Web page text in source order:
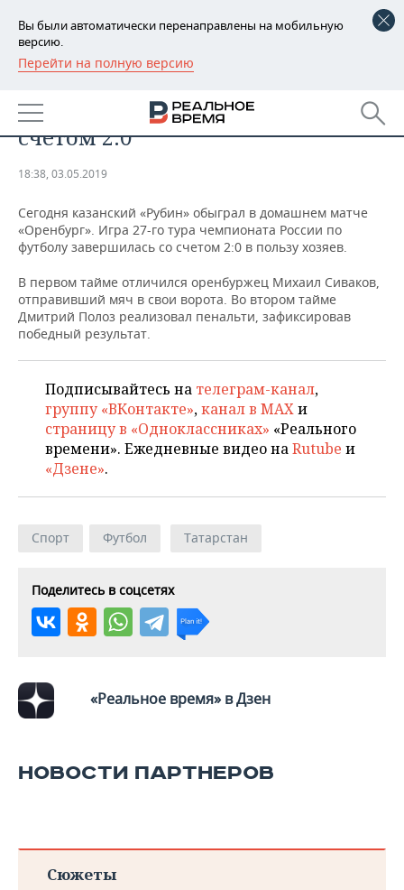
Вы были автоматически перенаправлены на мобильную
версию.
Перейти на полную версию
РЕГИОНЫ
БАШКОРТОСТАН
ТАТАРСТАН
НОВОСТИ
АНАЛИТИКА
ДЕКЛАРАЦИИ О ДОХОДАХ
ВУЗЫ ТАТАРСТАНА
ТАТАРСТАНА
НОВОСТИ ЭКОНОМИКИ
БАНКИ
ИНВЕСТИЦИИ
ПРОМЫШЛЕННОСТЬ
ПРОМЫШЛЕННОСТИ
АГРОПРОМ
НЕФТЕХИМИЯ
НЕФТЬ
ОПК
ЭНЕРГЕТИКА
НОВОСТИ НЕДВИЖИМОСТИ
АВТО
БИЗНЕС
НОВОСТИ БИЗНЕСА
РОЗНИЧНАЯ ТОРГОВЛЯ
ТРАНСПОРТ
ТЕХНОЛОГИИ
НОВОСТИ ТЕХНОЛОГИЙ
МЕРОПРИЯТИЯ
НОВОСТИ МЕРОПРИЯТИЙ
ONLINE-КОНФЕРЕНЦИИ
СПОРТ
ХОККЕЙ
ВОЛЕЙБОЛ
ФИГУРНОЕ КАТАНИЕ
ХОККЕЙ С МЯЧОМ
ВЛАСТЬ
ИСТОРИЯ
МЕДИЦИНА
ПРОИСШЕСТВИЯ
СЮЖЕТЫ
СПИСОК ПЕРСОН
ПОЛНАЯ ВЕРСИЯ
«Рубин» обыграл «Оренбург» со
счетом 2:0
18:38, 03.05.2019
Сегодня казанский «Рубин» обыграл в домашнем матче
«Оренбург». Игра 27-го тура чемпионата России по
футболу завершилась со счетом 2:0 в пользу хозяев.
В первом тайме отличился оренбуржец Михаил Сиваков,
отправивший мяч в свои ворота. Во втором тайме
Дмитрий Полоз реализовал пенальти, зафиксировав
победный результат.
Подписывайтесь на телеграм-канал,
группу «ВКонтакте»,канал в MAXи
страницу в «Одноклассниках» «Реального
времени». Ежедневные видео наRutube и
«Дзене».
Спорт Футбол Татарстан
Поделитесь в соцсетях
«Реальное время» в Дзен
НОВОСТИ ПАРТНЕРОВ
Сюжеты